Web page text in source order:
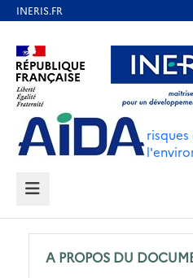
contenu
principal
Aller au contenu
Aller au pied de page
MENU
A PROPOS DU